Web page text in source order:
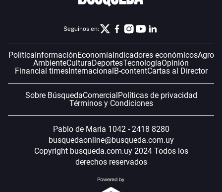
Seguinos en:
PolíticaInformaciónEconomíaIndicadores económicosAgro
AmbienteCulturaDeportesTecnologíaOpinión
Financial timesInternacionalB-contentCartas al Director
Sobre BúsquedaComercialPolíticas de privacidad
Términos y Condiciones
Pablo de María 1042 - 2418 8280
busquedaonline@busqueda.com.uy
Copyright busqueda.com.uy 2024 Todos los
derechos reservados